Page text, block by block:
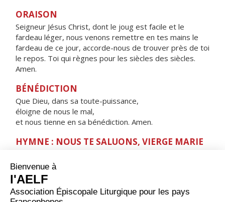
ORAISON
Seigneur Jésus Christ, dont le joug est facile et le
fardeau léger, nous venons remettre en tes mains le
fardeau de ce jour, accorde-nous de trouver près de toi
le repos. Toi qui règnes pour les siècles des siècles.
Amen.
BÉNÉDICTION
Que Dieu, dans sa toute-puissance,
éloigne de nous le mal,
et nous tienne en sa bénédiction. Amen.
HYMNE : NOUS TE SALUONS, VIERGE MARIE
servante du Seigneur.
Ta foi nous a donné
l'Enfant de la promesse,
la source de la vie.